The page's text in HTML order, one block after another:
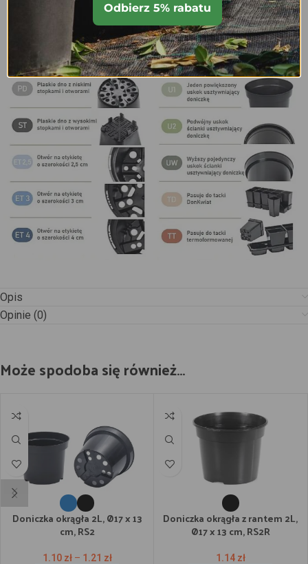
Opis
Opinie (0)
Może spodoba się również…
Doniczka okrągła 2L, Ø17 x 13
cm, RS2
1.10 zł – 1.21 zł
Doniczka okrągła z rantem 2L,
Ø17 x 13 cm, RS2R
1.14 zł
Odbierz 5% rabatu